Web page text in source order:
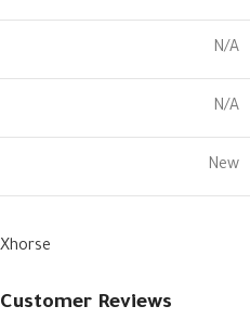
N/A
N/A
New
Xhorse
Customer Reviews